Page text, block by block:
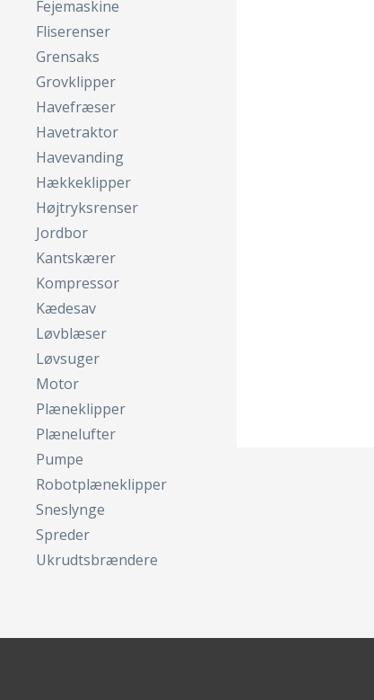
Fejemaskine
Fliserenser
Grensaks
Grovklipper
Havefræser
Havetraktor
Havevanding
Hækkeklipper
Højtryksrenser
Jordbor
Kantskærer
Kompressor
Kædesav
Løvblæser
Løvsuger
Motor
Plæneklipper
Plænelufter
Pumpe
Robotplæneklipper
Sneslynge
Spreder
Ukrudtsbrændere